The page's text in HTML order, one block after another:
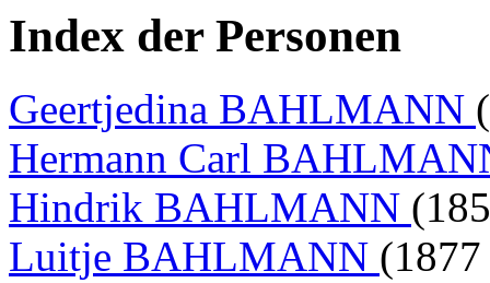
Index der Personen
Geertjedina BAHLMANN
Hermann Carl
Hindrik BAHLMANN
Luitje BAHLMANN